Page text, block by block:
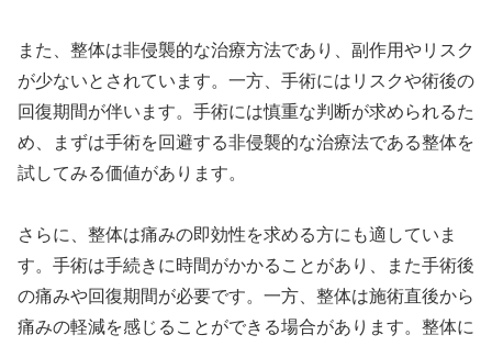
また、整体は非侵襲的な治療方法であり、副作用やリスク
が少ないとされています。一方、手術にはリスクや術後の
回復期間が伴います。手術には慎重な判断が求められるた
め、まずは手術を回避する非侵襲的な治療法である整体を
試してみる価値があります。
さらに、整体は痛みの即効性を求める方にも適していま
す。手術は手続きに時間がかかることがあり、また手術後
の痛みや回復期間が必要です。一方、整体は施術直後から
痛みの軽減を感じることができる場合があります。整体に